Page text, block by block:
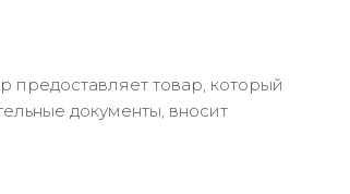
предоставляет товар, который
документы, вносит